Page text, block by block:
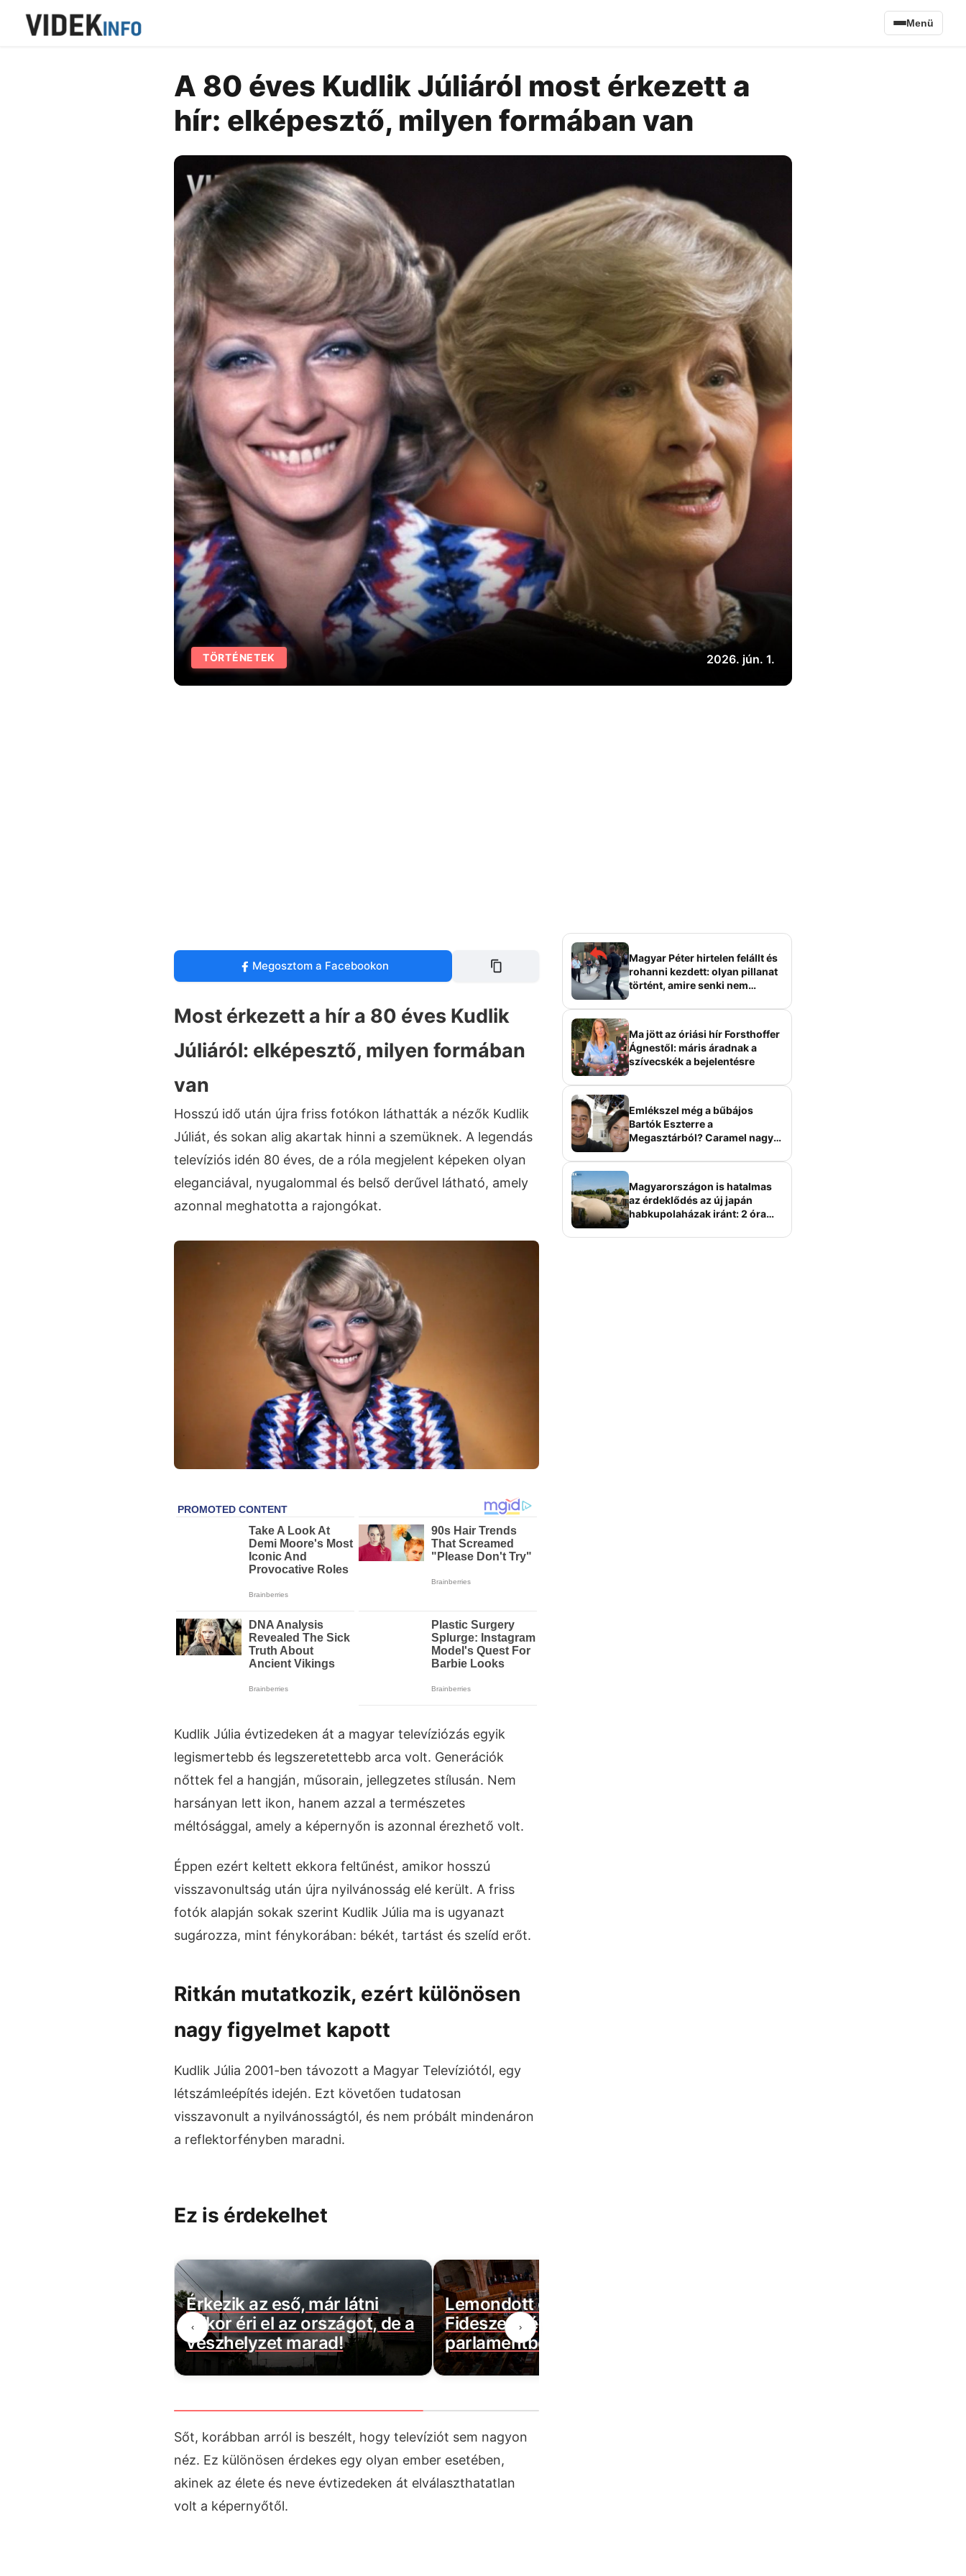
Menü
A 80 éves Kudlik Júliáról most érkezett a
hír: elképesztő, milyen formában van
TÖRTÉNETEK 2026. jún. 1.
Megosztom a Facebookon
Most érkezett a hír a 80 éves Kudlik
Júliáról: elképesztő, milyen formában
van
Hosszú idő után újra friss fotókon láthatták a nézők Kudlik
Júliát, és sokan alig akartak hinni a szemüknek. A legendás
televíziós idén 80 éves, de a róla megjelent képeken olyan
eleganciával, nyugalommal és belső derűvel látható, amely
azonnal meghatotta a rajongókat.
Kudlik Júlia évtizedeken át a magyar televíziózás egyik
legismertebb és legszeretettebb arca volt. Generációk
nőttek fel a hangján, műsorain, jellegzetes stílusán. Nem
harsányan lett ikon, hanem azzal a természetes
méltósággal, amely a képernyőn is azonnal érezhető volt.
Éppen ezért keltett ekkora feltűnést, amikor hosszú
visszavonultság után újra nyilvánosság elé került. A friss
fotók alapján sokak szerint Kudlik Júlia ma is ugyanazt
sugározza, mint fénykorában: békét, tartást és szelíd erőt.
Ritkán mutatkozik, ezért különösen
nagy figyelmet kapott
Kudlik Júlia 2001-ben távozott a Magyar Televíziótól, egy
létszámleépítés idején. Ezt követően tudatosan
visszavonult a nyilvánosságtól, és nem próbált mindenáron
a reflektorfényben maradni.
Ez is érdekelhet
‹
Érkezik az eső, már látni
mikor éri el az országot, de a
vészhelyzet marad!
Lemondott egy újabb
Fideszes képviselő a
parlamentben
›
Sőt, korábban arról is beszélt, hogy televíziót sem nagyon
néz. Ez különösen érdekes egy olyan ember esetében,
akinek az élete és neve évtizedeken át elválaszthatatlan
volt a képernyőtől.
Magyar Péter hirtelen felállt és
rohanni kezdett: olyan pillanat
történt, amire senki nem
Ma jött az óriási hír Forsthoffer
Ágnestől: máris áradnak a
szívecskék a bejelentésre
Emlékszel még a bűbájos
Bartók Eszterre a
Megasztárból? Caramel nagy
Magyarországon is hatalmas
az érdeklődés az új japán
habkupolaházak iránt: 2 óra
elképesztő áron hirdetik őket